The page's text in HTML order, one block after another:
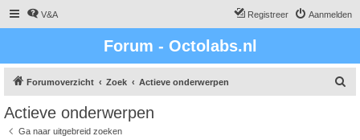
V&A Aanmelden
Registreer
Forum - Octolabs.nl
Forumoverzicht Zoek Actieve onderwerpen
Actieve onderwerpen
Ga naar uitgebreid zoeken